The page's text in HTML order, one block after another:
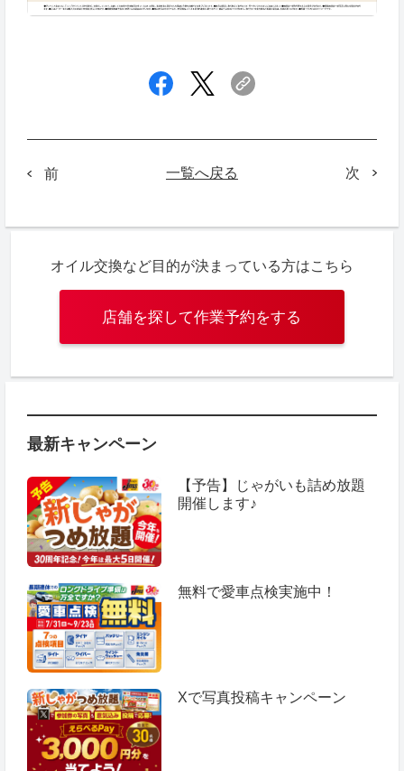
前 一覧へ戻る 次
オイル交換など目的が決まっている方はこちら
店舗を探して作業予約をする
最新キャンペーン
【予告】じゃがいも詰め放題
開催します♪
無料で愛車点検実施中！
Xで写真投稿キャンペーン